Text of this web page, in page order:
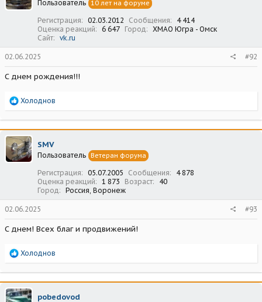
и
Пользователь 10 лет на форуме
Регистрация 02.03.2012 Сообщения
4 414
Оценка реакций
6 647 Город
ХМАО Югра - Омск
Сайт
vk.ru
02.06.2025 #92
С днем рождения!!!
Р
а
к
ц
и
и
Холоднов
SMV
Пользователь Ветеран форума
Регистрация 05.07.2005 Сообщения
4 878
Оценка реакций
1 873 Возраст
40
Город
Россия, Воронеж
02.06.2025 #93
С днем! Всех благ и продвижений!
Р
а
к
ц
и
Холоднов
pobedovod